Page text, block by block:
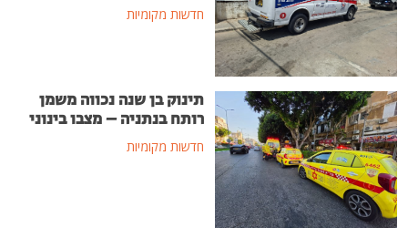
חדשות מקומיות
תינוק בן שנה נכווה משמן
רותח בנתניה – מצבו בינוני
חדשות מקומיות